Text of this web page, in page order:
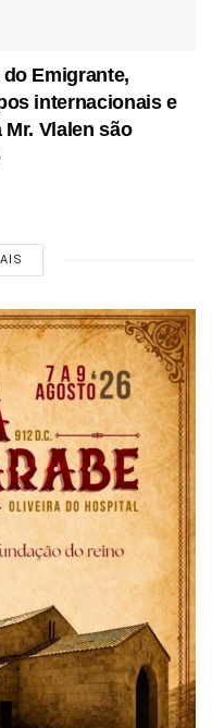
Emigrante,
internacionais e
Vlalen são